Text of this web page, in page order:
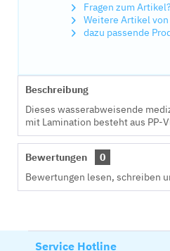
Fragen zum Artikel?
Weitere Artikel
dazu passende
Beschreibung
Dieses wasserabweisende
mit Lamination besteht aus PP-
Bewertungen
0
Bewertungen lesen, schreiben
Service Hotline